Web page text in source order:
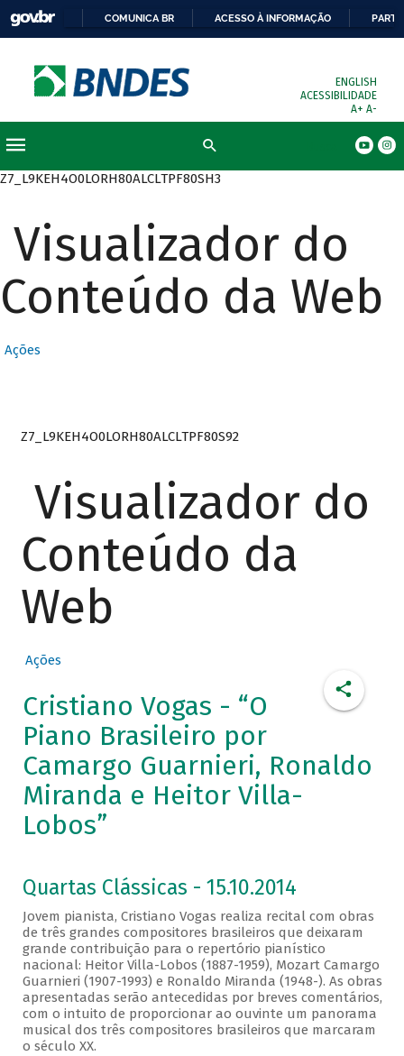
COMUNICA BR ACESSO À INFORMAÇÃO
ENGLISH
ACESSIBILIDADE
A+ A-
Z7_L9KEH4O0LORH80ALCLTPF80SH3
Visualizador do
Conteúdo da Web
Ações
Z7_L9KEH4O0LORH80ALCLTPF80S92
Visualizador do
Conteúdo da
Web
Ações
Cristiano Vogas - “O
Piano Brasileiro por
Camargo Guarnieri, Ronaldo
Miranda e Heitor Villa-
Lobos”
Quartas Clássicas - 15.10.2014
Jovem pianista, Cristiano Vogas realiza recital com obras
de três grandes compositores brasileiros que deixaram
grande contribuição para o repertório pianístico
nacional: Heitor Villa-Lobos (1887-1959), Mozart Camargo
Guarnieri (1907-1993) e Ronaldo Miranda (1948-). As obras
apresentadas serão antecedidas por breves comentários,
com o intuito de proporcionar ao ouvinte um panorama
musical dos três compositores brasileiros que marcaram
o século XX.